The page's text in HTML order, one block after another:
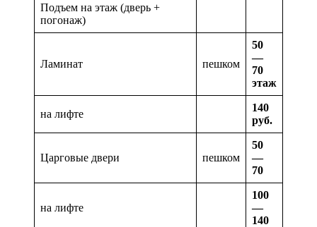
Подъем на этаж (дверь +
погонаж)
Ламинат пешком
50
—
70
этаж
на лифте
140
руб.
Царговые двери пешком
50
—
70
на лифте
100
—
140